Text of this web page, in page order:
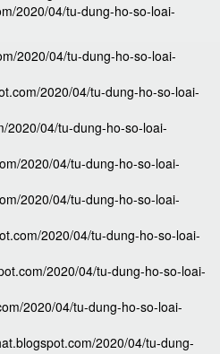
2020/04/tu-dung-ho-so-loai-
2020/04/tu-dung-ho-so-loai-
2020/04/tu-dung-ho-so-loai-
2020/04/tu-dung-ho-so-loai-
2020/04/tu-dung-ho-so-loai-
2020/04/tu-dung-ho-so-loai-
2020/04/tu-dung-ho-so-loai-
2020/04/tu-dung-ho-so-loai-
2020/04/tu-dung-ho-so-loai-
2020/04/tu-dung-